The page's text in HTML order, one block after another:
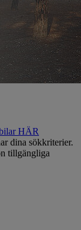
HÄR
dina sökkriterier.
tillgängliga